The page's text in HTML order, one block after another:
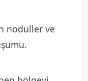
nodüller ve